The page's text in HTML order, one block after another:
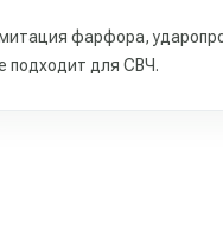
фарфора,
подходит для СВЧ.